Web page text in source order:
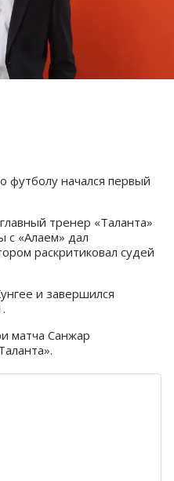
футболу начался первый
тренер «Таланта»
с «Алаем» дал
раскритиковал судей
и завершился
матча Санжар